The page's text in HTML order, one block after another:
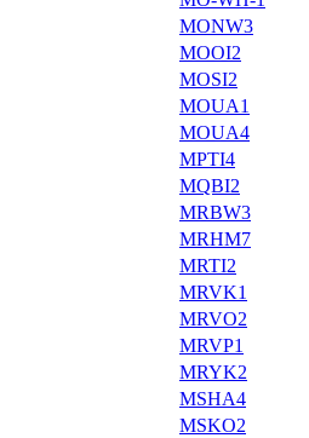
MONW3
MOOI2
MOSI2
MOUA1
MOUA4
MPTI4
MQBI2
MRBW3
MRHM7
MRTI2
MRVK1
MRVO2
MRVP1
MRYK2
MSHA4
MSKO2